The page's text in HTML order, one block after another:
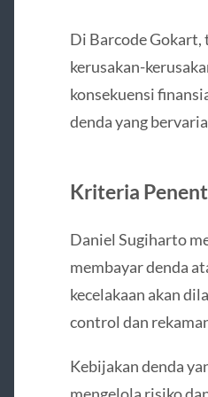
Di Barcode
kerusakan-
konsekuensi
denda yang
Kriteria
Daniel Sugiharto
membayar denda
kecelakaan akan
control dan
Kebijakan denda